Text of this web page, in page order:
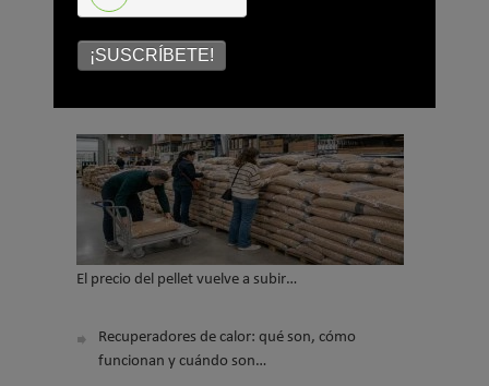
Enviar
El precio del pellet vuelve a subir…
Recuperadores de calor: qué son, cómo
funcionan y cuándo son…
¡SUSCRÍBETE!